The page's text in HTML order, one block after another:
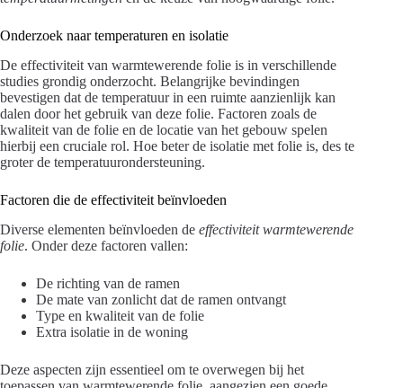
Onderzoek naar temperaturen en isolatie
De effectiviteit van warmtewerende folie is in verschillende
studies grondig onderzocht. Belangrijke bevindingen
bevestigen dat de temperatuur in een ruimte aanzienlijk kan
dalen door het gebruik van deze folie. Factoren zoals de
kwaliteit van de folie en de locatie van het gebouw spelen
hierbij een cruciale rol. Hoe beter de isolatie met folie is, des te
groter de temperatuurondersteuning.
Factoren die de effectiviteit beïnvloeden
Diverse elementen beïnvloeden de effectiviteit warmtewerende
folie. Onder deze factoren vallen:
De richting van de ramen
De mate van zonlicht dat de ramen ontvangt
Type en kwaliteit van de folie
Extra isolatie in de woning
Deze aspecten zijn essentieel om te overwegen bij het